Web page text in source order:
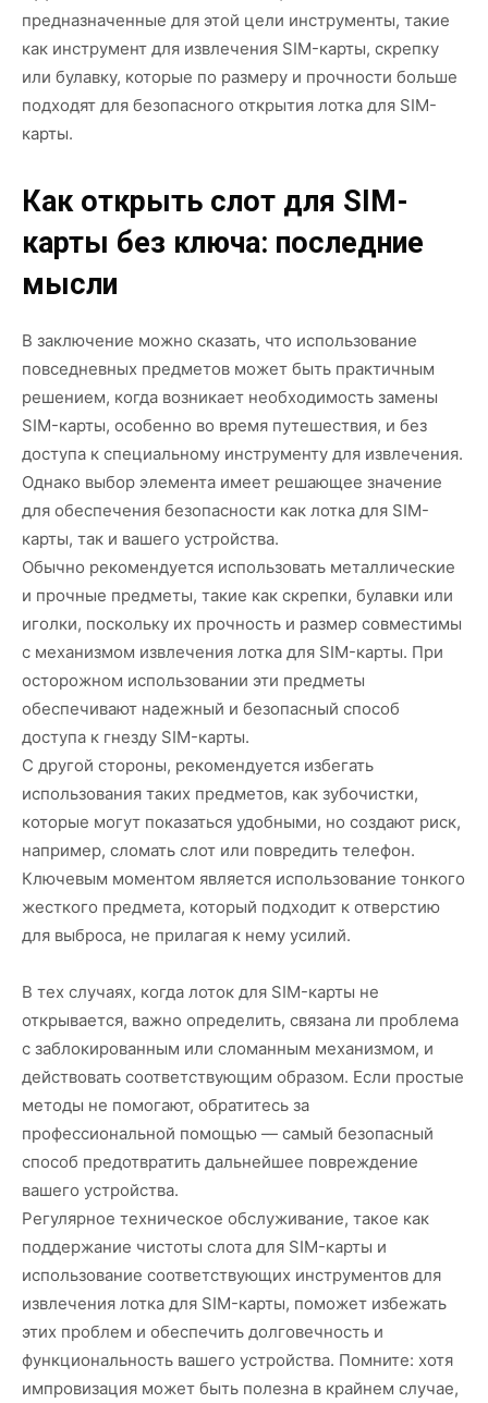
предназначенные для этой цели инструменты, такие
как инструмент для извлечения SIM-карты, скрепку
или булавку, которые по размеру и прочности больше
подходят для безопасного открытия лотка для SIM-
карты.
Как открыть слот для SIM-
карты без ключа: последние
мысли
В заключение можно сказать, что использование
повседневных предметов может быть практичным
решением, когда возникает необходимость замены
SIM-карты, особенно во время путешествия, и без
доступа к специальному инструменту для извлечения.
Однако выбор элемента имеет решающее значение
для обеспечения безопасности как лотка для SIM-
карты, так и вашего устройства.
Обычно рекомендуется использовать металлические
и прочные предметы, такие как скрепки, булавки или
иголки, поскольку их прочность и размер совместимы
с механизмом извлечения лотка для SIM-карты. При
осторожном использовании эти предметы
обеспечивают надежный и безопасный способ
доступа к гнезду SIM-карты.
С другой стороны, рекомендуется избегать
использования таких предметов, как зубочистки,
которые могут показаться удобными, но создают риск,
например, сломать слот или повредить телефон.
Ключевым моментом является использование тонкого
жесткого предмета, который подходит к отверстию
для выброса, не прилагая к нему усилий.
В тех случаях, когда лоток для SIM-карты не
открывается, важно определить, связана ли проблема
с заблокированным или сломанным механизмом, и
действовать соответствующим образом. Если простые
методы не помогают, обратитесь за
профессиональной помощью — самый безопасный
способ предотвратить дальнейшее повреждение
вашего устройства.
Регулярное техническое обслуживание, такое как
поддержание чистоты слота для SIM-карты и
использование соответствующих инструментов для
извлечения лотка для SIM-карты, поможет избежать
этих проблем и обеспечить долговечность и
функциональность вашего устройства. Помните: хотя
импровизация может быть полезна в крайнем случае,